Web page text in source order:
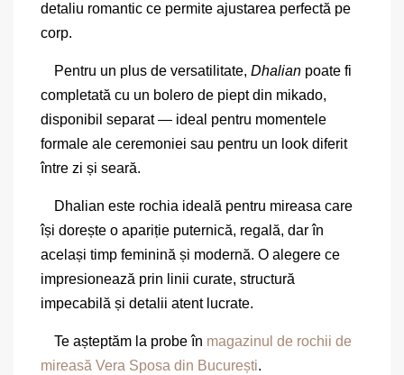
detaliu romantic ce permite ajustarea perfectă pe
corp.
Pentru un plus de versatilitate, Dhalian poate fi
completată cu un bolero de piept din mikado,
disponibil separat — ideal pentru momentele
formale ale ceremoniei sau pentru un look diferit
între zi și seară.
Dhalian este rochia ideală pentru mireasa care
își dorește o apariție puternică, regală, dar în
același timp feminină și modernă. O alegere ce
impresionează prin linii curate, structură
impecabilă și detalii atent lucrate.
Te așteptăm la probe în magazinul de rochii de
mireasă Vera Sposa din București.